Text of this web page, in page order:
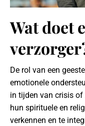
Wat doet
De rol van een
emotionele
in tijden van crisis of
hun spirituele en
verkennen en te